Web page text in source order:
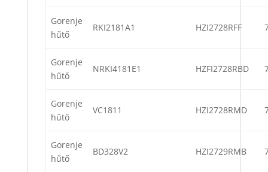
Gorenje
hűtő
RKI2181A1 HZI2728RFF
Gorenje
hűtő
NRKI4181E1 HZFI2728RBD
Gorenje
hűtő
VC1811 HZI2728RMD
Gorenje
hűtő
BD328V2 HZI2729RMB